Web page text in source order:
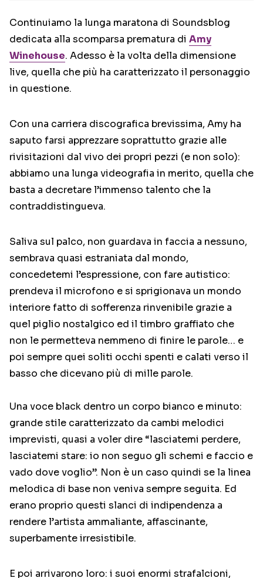
Continuiamo la lunga maratona di Soundsblog
dedicata alla scomparsa prematura di Amy
Winehouse. Adesso è la volta della dimensione
live, quella che più ha caratterizzato il personaggio
in questione.
Con una carriera discografica brevissima, Amy ha
saputo farsi apprezzare soprattutto grazie alle
rivisitazioni dal vivo dei propri pezzi (e non solo):
abbiamo una lunga videografia in merito, quella che
basta a decretare l’immenso talento che la
contraddistingueva.
Saliva sul palco, non guardava in faccia a nessuno,
sembrava quasi estraniata dal mondo,
concedetemi l’espressione, con fare autistico:
prendeva il microfono e si sprigionava un mondo
interiore fatto di sofferenza rinvenibile grazie a
quel piglio nostalgico ed il timbro graffiato che
non le permetteva nemmeno di finire le parole… e
poi sempre quei soliti occhi spenti e calati verso il
basso che dicevano più di mille parole.
Una voce black dentro un corpo bianco e minuto:
grande stile caratterizzato da cambi melodici
imprevisti, quasi a voler dire “lasciatemi perdere,
lasciatemi stare: io non seguo gli schemi e faccio e
vado dove voglio”. Non è un caso quindi se la linea
melodica di base non veniva sempre seguita. Ed
erano proprio questi slanci di indipendenza a
rendere l’artista ammaliante, affascinante,
superbamente irresistibile.
E poi arrivarono loro: i suoi enormi strafalcioni,